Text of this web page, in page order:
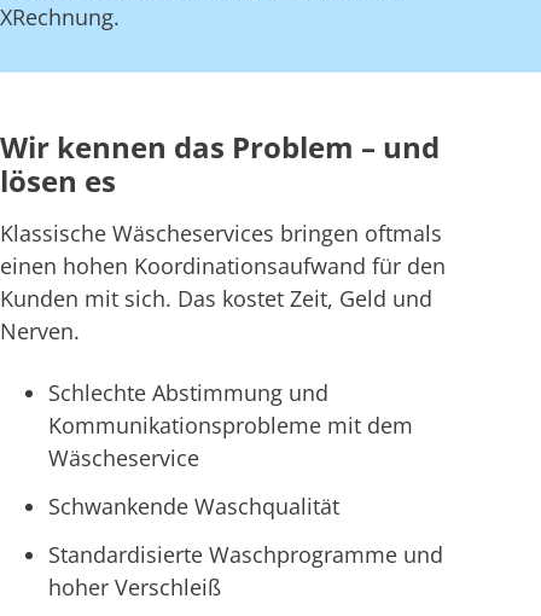
XRechnung.
Wir kennen das Problem – und
lösen es
Klassische Wäscheservices bringen oftmals
einen hohen Koordinationsaufwand für den
Kunden mit sich. Das kostet Zeit, Geld und
Nerven.
Schlechte Abstimmung und
Kommunikationsprobleme mit dem
Wäscheservice
Schwankende Waschqualität
Standardisierte Waschprogramme und
hoher Verschleiß